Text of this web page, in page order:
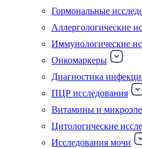
Гормональные
Аллергологические
Иммунологические
Онкомаркеры
Диагностика
ПЦР исследования
Витамины и
Цитологические
Исследования мочи